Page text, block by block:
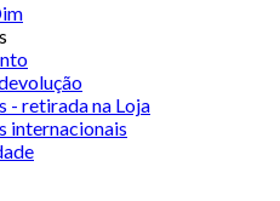
- retirada na Loja
internacionais